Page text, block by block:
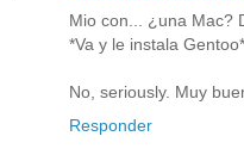
Mio con... ¿una Mac?
*Va y le instala Gentoo*
No, seriously. Muy
Responder